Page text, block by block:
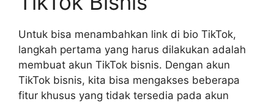
Untuk bisa menambahkan link di bio TikTok,
langkah pertama yang harus dilakukan adalah
membuat akun TikTok bisnis. Dengan akun
TikTok bisnis, kita bisa mengakses beberapa
fitur khusus yang tidak tersedia pada akun